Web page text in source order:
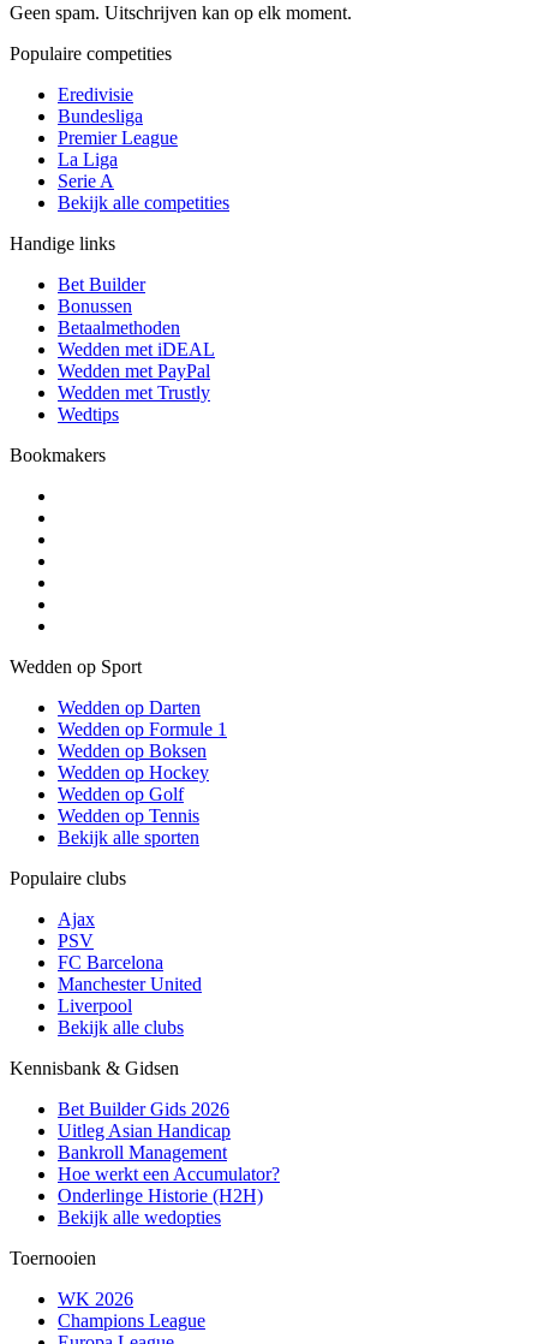
Geen spam. Uitschrijven kan op elk moment.
Populaire competities
Eredivisie
Bundesliga
Premier League
La Liga
Serie A
Bekijk alle competities
Handige links
Bet Builder
Bonussen
Betaalmethoden
Wedden met iDEAL
Wedden met PayPal
Wedden met Trustly
Wedtips
Bookmakers
Wedden op Sport
Wedden op Darten
Wedden op Formule 1
Wedden op Boksen
Wedden op Hockey
Wedden op Golf
Wedden op Tennis
Bekijk alle sporten
Populaire clubs
Ajax
PSV
FC Barcelona
Manchester United
Liverpool
Bekijk alle clubs
Kennisbank & Gidsen
Bet Builder Gids 2026
Uitleg Asian Handicap
Bankroll Management
Hoe werkt een Accumulator?
Onderlinge Historie (H2H)
Bekijk alle wedopties
Toernooien
WK 2026
Champions League